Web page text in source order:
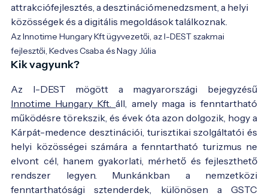
attrakciófejlesztés, a desztinációmenedzsment, a helyi
közösségek és a digitális megoldások találkoznak.
Az Innotime Hungary Kft ügyvezetői, az I-DEST szakmai
fejlesztői, Kedves Csaba és Nagy Júlia
Kik vagyunk?
Az I-DEST mögött a magyarországi bejegyzésű
Innotime Hungary Kft.áll, amely maga is fenntartható
működésre törekszik, és évek óta azon dolgozik, hogy a
Kárpát-medence desztinációi, turisztikai szolgáltatói és
helyi közösségei számára a fenntartható turizmus ne
elvont cél, hanem gyakorlati, mérhető és fejleszthető
rendszer legyen. Munkánkban a nemzetközi
fenntarthatósági sztenderdek, különösen a GSTC